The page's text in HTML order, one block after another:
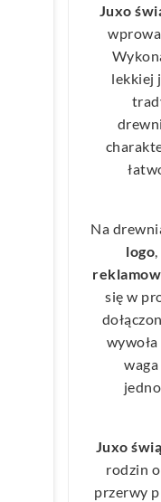
Juxo
lekkiej
Na
logo
się w
Juxo
rodzin
przerwy